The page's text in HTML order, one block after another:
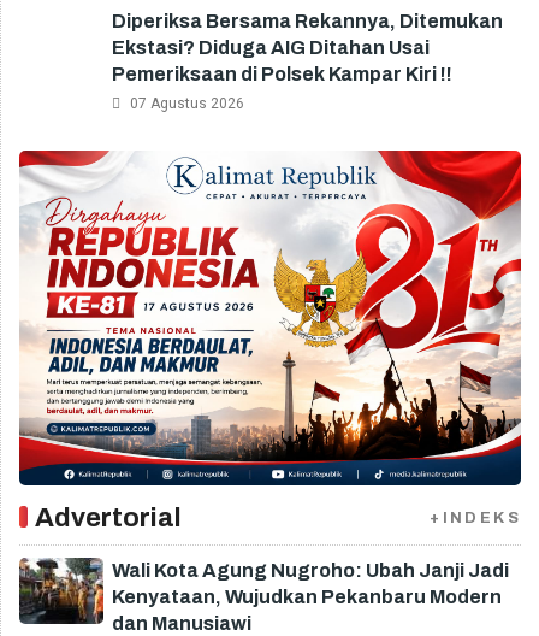
Diperiksa Bersama Rekannya, Ditemukan
Ekstasi? Diduga AIG Ditahan Usai
Pemeriksaan di Polsek Kampar Kiri !!
07 Agustus 2026
Advertorial +INDEKS
Wali Kota Agung Nugroho: Ubah Janji Jadi
Kenyataan, Wujudkan Pekanbaru Modern
dan Manusiawi